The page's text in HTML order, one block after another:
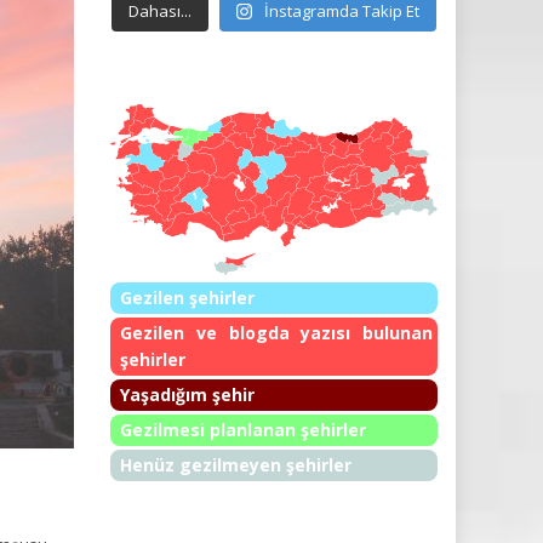
Dahası... İnstagramda Takip Et
Gezilen şehirler
Gezilen ve blogda yazısı bulunan
şehirler
Yaşadığım şehir
Gezilmesi planlanan şehirler
Henüz gezilmeyen şehirler